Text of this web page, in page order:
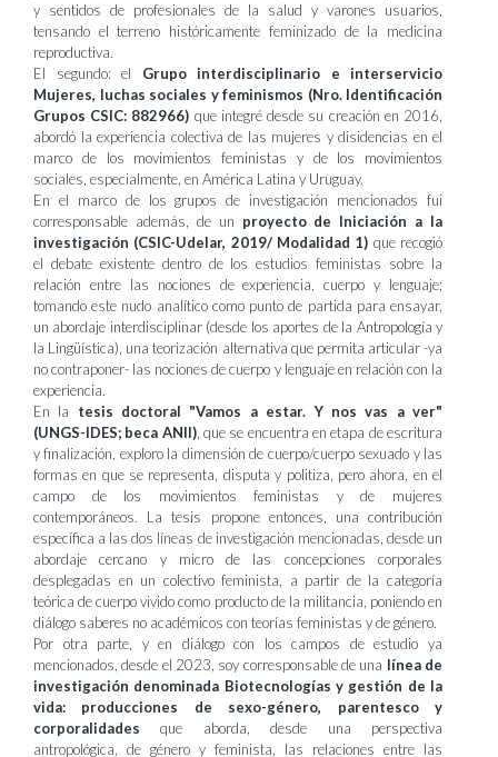
y sentidos de profesionales de la salud y varones usuarios,
tensando el terreno históricamente feminizado de la medicina
reproductiva.
El segundo: el Grupo interdisciplinario e interservicio
Mujeres, luchas sociales y feminismos (Nro. Identificación
Grupos CSIC: 882966) que integré desde su creación en 2016,
abordó la experiencia colectiva de las mujeres y disidencias en el
marco de los movimientos feministas y de los movimientos
sociales, especialmente, en América Latina y Uruguay.
En el marco de los grupos de investigación mencionados fui
corresponsable además, de un proyecto de Iniciación a la
investigación (CSIC-Udelar, 2019/ Modalidad 1) que recogió
el debate existente dentro de los estudios feministas sobre la
relación entre las nociones de experiencia, cuerpo y lenguaje;
tomando este nudo analítico como punto de partida para ensayar,
un abordaje interdisciplinar (desde los aportes de la Antropología y
la Lingüística), una teorización alternativa que permita articular -ya
no contraponer- las nociones de cuerpo y lenguaje en relación con la
experiencia.
En la tesis doctoral "Vamos a estar. Y nos vas a ver"
(UNGS-IDES; beca ANII), que se encuentra en etapa de escritura
y finalización, exploro la dimensión de cuerpo/cuerpo sexuado y las
formas en que se representa, disputa y politiza, pero ahora, en el
campo de los movimientos feministas y de mujeres
contemporáneos. La tesis propone entonces, una contribución
específica a las dos líneas de investigación mencionadas, desde un
abordaje cercano y micro de las concepciones corporales
desplegadas en un colectivo feminista, a partir de la categoría
teórica de cuerpo vivido como producto de la militancia, poniendo en
diálogo saberes no académicos con teorías feministas y de género.
Por otra parte, y en diálogo con los campos de estudio ya
mencionados, desde el 2023, soy corresponsable de una línea de
investigación denominada Biotecnologías y gestión de la
vida: producciones de sexo-género, parentesco y
corporalidades que aborda, desde una perspectiva
antropológica, de género y feminista, las relaciones entre las